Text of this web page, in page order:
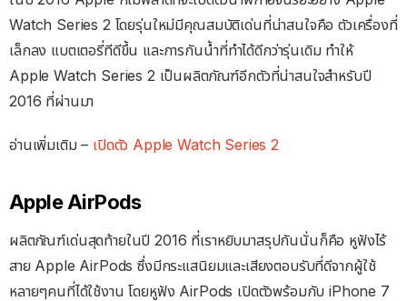
Watch Series 2 โดยรุ่นใหม่มีคุณสมบัติเด่นที่น่าสนใจคือ ตัวเครื่องที่
เล็กลง แบตเตอรี่ทีดีขึ้น และการกันน้ำที่ทำได้ดีกว่ารุ่นเดิม ทำให้
Apple Watch Series 2 เป็นผลิตภัณฑ์อีกตัวที่น่าสนใจสำหรับปี
2016 ที่ผ่านมา
อ่านเพิ่มเติม – เปิดตัว Apple Watch Series 2
Apple AirPods
ผลิตภัณฑ์เด่นสุดท้ายในปี 2016 ที่เราหยิบมาสรุปกันนั่นก็คือ หูฟังไร้
สาย Apple AirPods ซึ่งมีกระแสนิยมและเสียงตอบรับที่ดีจากผู้ใช้
หลายๆคนที่ได้ใช้งาน โดยหูฟัง AirPods เปิดตัวพร้อมกับ iPhone 7